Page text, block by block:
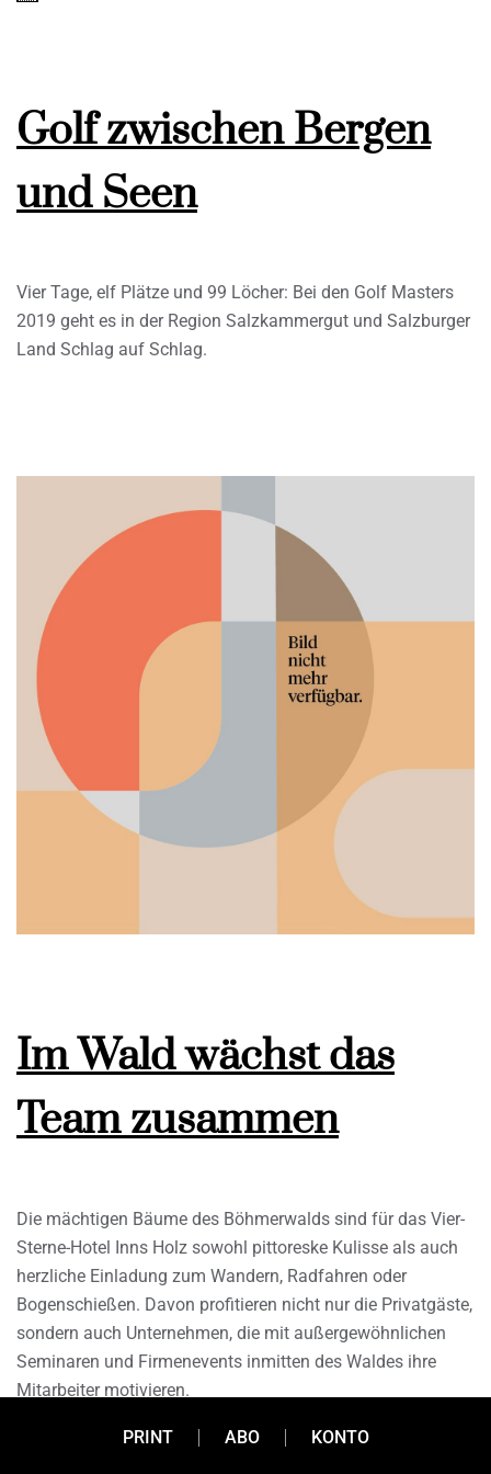
Golf zwischen Bergen
und Seen
Vier Tage, elf Plätze und 99 Löcher: Bei den Golf Masters
2019 geht es in der Region Salzkammergut und Salzburger
Land Schlag auf Schlag.
Im Wald wächst das
Team zusammen
Die mächtigen Bäume des Böhmerwalds sind für das Vier-
Sterne-Hotel Inns Holz sowohl pittoreske Kulisse als auch
herzliche Einladung zum Wandern, Radfahren oder
Bogenschießen. Davon profitieren nicht nur die Privatgäste,
sondern auch Unternehmen, die mit außergewöhnlichen
Seminaren und Firmenevents inmitten des Waldes ihre
Mitarbeiter motivieren.
PRINT ABO KONTO